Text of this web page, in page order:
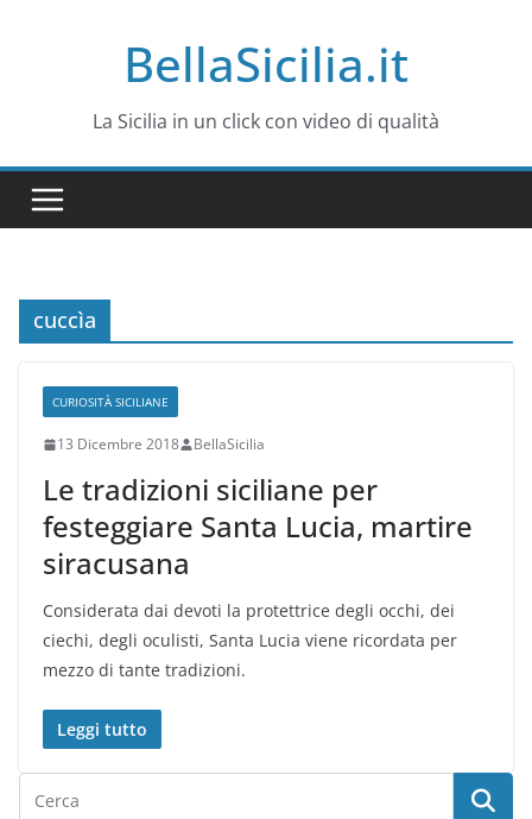
BellaSicilia.it
La Sicilia in un click con video di qualità
cuccìa
CURIOSITÀ SICILIANE
13 Dicembre 2018 BellaSicilia
Le tradizioni siciliane per
festeggiare Santa Lucia, martire
siracusana
Considerata dai devoti la protettrice degli occhi, dei
ciechi, degli oculisti, Santa Lucia viene ricordata per
mezzo di tante tradizioni.
Leggi tutto